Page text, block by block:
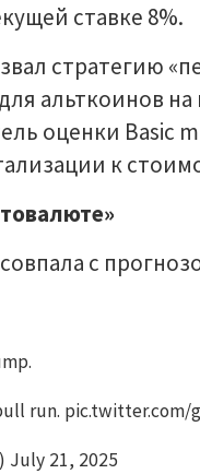
ставке 8%.
стратегию
альткоинов
оценки Basic
к
с
run. pic.twitter.com/
July 21, 2025